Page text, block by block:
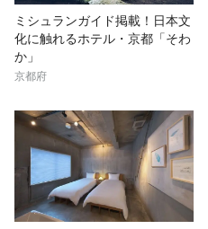
ミシュランガイド掲載！日本文
化に触れるホテル・京都「そわ
か」
京都府